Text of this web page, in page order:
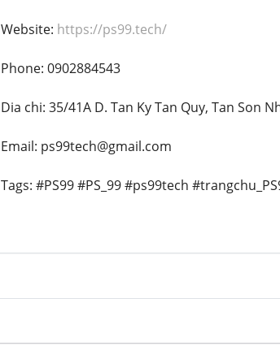
Website: https://ps99.tech/
Phone: 0902884543
Dia chi: 35/41A D. Tan Ky Tan Quy, Tan Son
Email: ps99tech@gmail.com
Tags: #PS99 #PS_99 #ps99tech